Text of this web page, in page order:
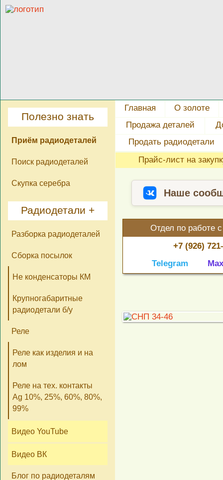
Главная
О золоте
Продажа деталей
Продать радиодетали
Прайс-лист на
Наше
Отдел по работе
+7 (926)
Telegram
Max
Полезно знать
Приём радиодеталей
Поиск радиодеталей
Скупка серебра
Радиодетали +
Разборка радиодеталей
Сборка посылок
Не конденсаторы КМ
Крупногабаритные
радиодетали б/у
Реле
Реле как изделия и на
лом
Реле на тех. контакты
Ag 10%, 25%, 60%, 80%,
99%
Видео YouTube
Видео ВК
Блог по радиодеталям